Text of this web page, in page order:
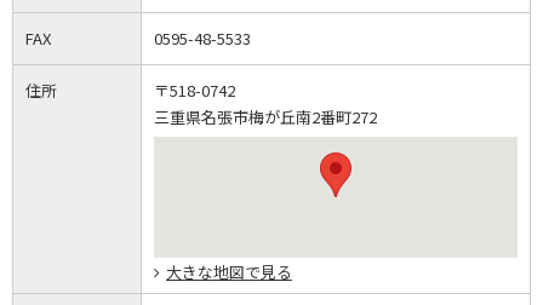
FAX 0595-48-5533
住所
〒518-0742
三重県名張市梅が丘南2番町272
大きな地図で見る